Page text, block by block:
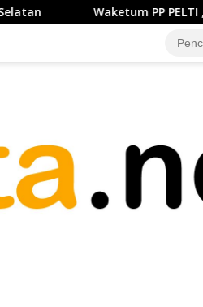
Waketum PP PELTI ,H. Anton